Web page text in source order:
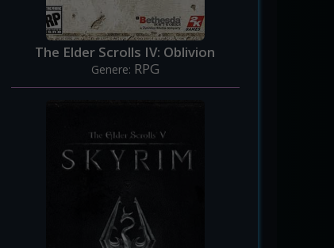
The Elder Scrolls IV: Oblivion
Genere: RPG